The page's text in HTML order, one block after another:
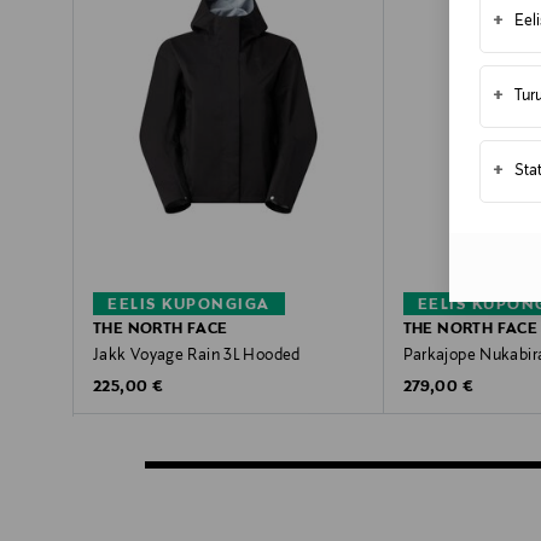
+
+
+
EELIS KUPONGIGA
THE NORTH FACE
Jakk Voyage Rain 3L Hooded
Original Price
225,00 €
EELIS
THE NORTH FACE
Parkajope
Original Price
279,00 €